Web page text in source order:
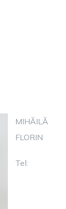
MIHĂILĂ
FLORIN
Tel: